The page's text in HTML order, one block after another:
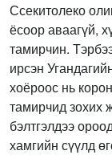
Ссекитолеко
ёсоор аваагүй,
тамирчин.
ирсэн
хоёроос нь
тамирчид зохих
бэлтгэлдээ
хамгийн сүүлд